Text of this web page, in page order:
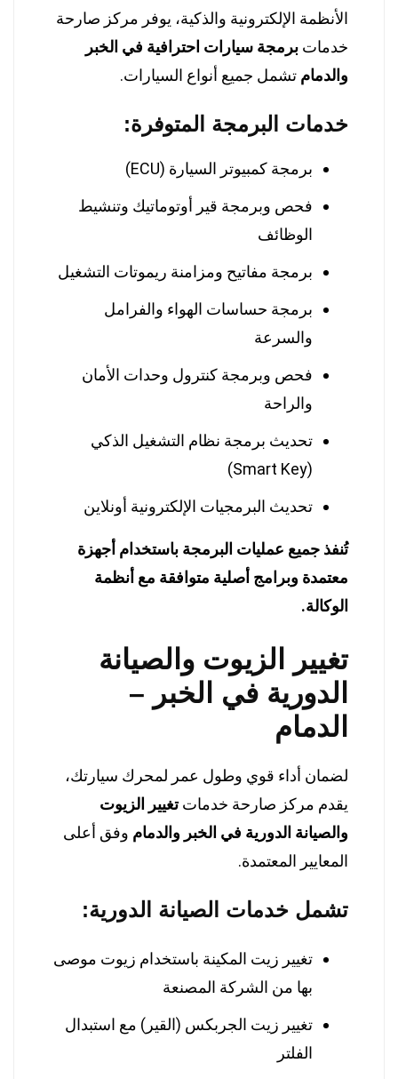
الأنظمة الإلكترونية والذكية، يوفر مركز صارحة
خدمات برمجة سيارات احترافية في الخبر
والدمام تشمل جميع أنواع السيارات.
خدمات البرمجة المتوفرة:
برمجة كمبيوتر السيارة (ECU)
فحص وبرمجة قير أوتوماتيك وتنشيط
الوظائف
برمجة مفاتيح ومزامنة ريموتات التشغيل
برمجة حساسات الهواء والفرامل
والسرعة
فحص وبرمجة كنترول وحدات الأمان
والراحة
تحديث برمجة نظام التشغيل الذكي
(Smart Key)
تحديث البرمجيات الإلكترونية أونلاين
تُنفذ جميع عمليات البرمجة باستخدام أجهزة
معتمدة وبرامج أصلية متوافقة مع أنظمة
الوكالة.
تغيير الزيوت والصيانة
الدورية في الخبر –
الدمام
لضمان أداء قوي وطول عمر لمحرك سيارتك،
يقدم مركز صارحة خدماتتغيير الزيوت
والصيانة الدورية في الخبر والدمام وفق أعلى
المعايير المعتمدة.
تشمل خدمات الصيانة الدورية:
تغيير زيت المكينة باستخدام زيوت موصى
بها من الشركة المصنعة
تغيير زيت الجربكس (القير) مع استبدال
الفلتر